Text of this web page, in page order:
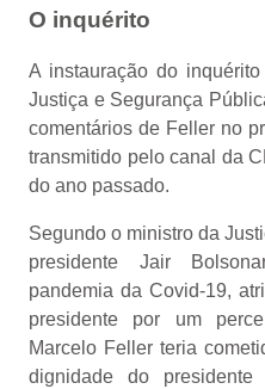
O inquérito
A instauração do
Justiça e Segurança
comentários de Feller no
transmitido pelo canal da
do ano passado.
Segundo o ministro da
presidente Jair
pandemia da Covid-19,
presidente por um
Marcelo Feller teria
dignidade do